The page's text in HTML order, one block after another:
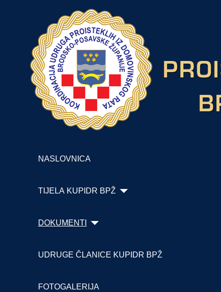
NASLOVNICA
TIJELA KUPIDR BPŽ
DOKUMENTI
UDRUGE ČLANICE KUPIDR BPŽ
FOTOGALERIJA